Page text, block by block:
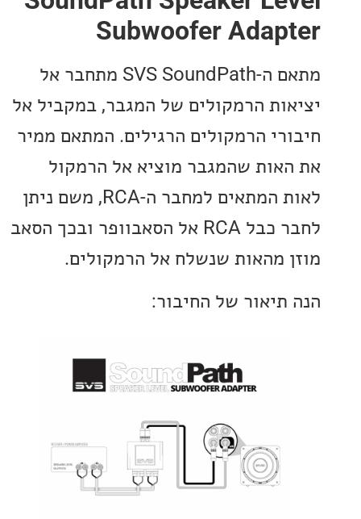
Subwoofer
מתאם ה-SVS SoundPath מתחבר אל
הרמקולים של המגבר, במקביל אל
הרמקולים הרגילים. המתאם ממיר
שהמגבר מוציא אל הרמקול
לאות המתאים למחבר ה-RCA, משם ניתן
לחבר כבל RCA אל הסאבוופר ובכך הסאב
מהאות שנשלח אל הרמקולים.
של החיבור: